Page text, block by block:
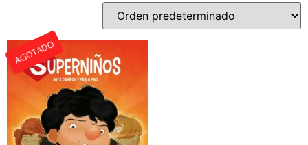
AGOTADO